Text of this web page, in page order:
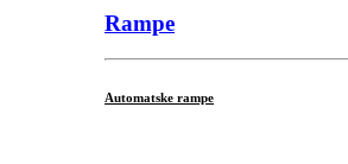
Rampe
Automatske rampe